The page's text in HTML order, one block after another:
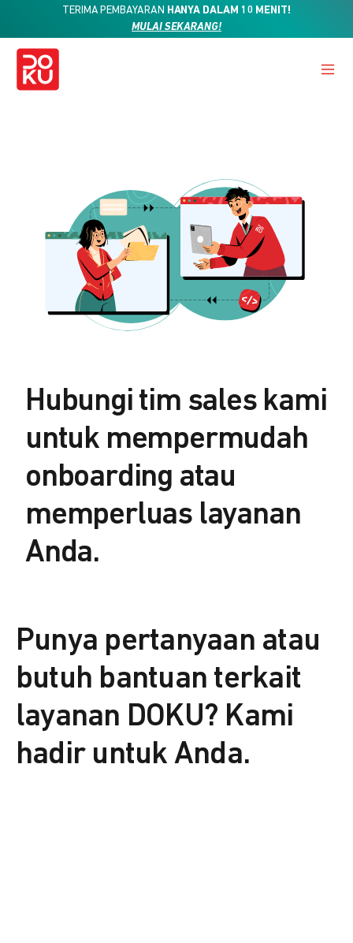
TERIMA PEMBAYARAN HANYA DALAM 10 MENIT!
MULAI SEKARANG!
Hubungi tim sales kami
untuk mempermudah
onboarding atau
memperluas layanan
Anda.
Punya pertanyaan atau
butuh bantuan terkait
layanan DOKU? Kami
hadir untuk Anda.